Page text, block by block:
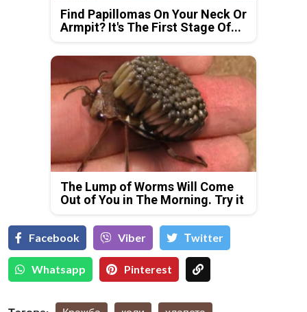
Find Papillomas On Your Neck Or
Armpit? It's The First Stage Of...
The Lump of Worms Will Come
Out of You in The Morning. Try it
Facebook Viber Тwitter
Whatsapp Pinterest